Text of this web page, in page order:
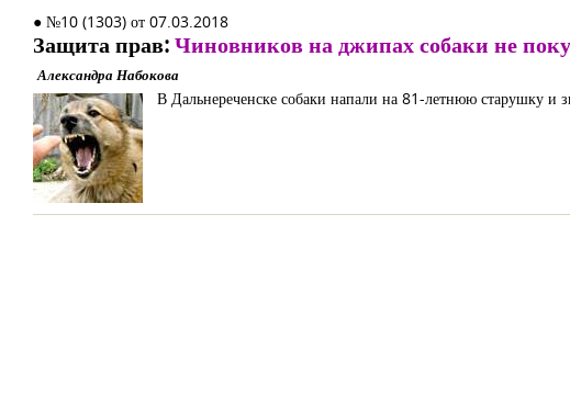
● №10 (1303) от 07.03.2018
Защита прав:Чиновников на джипах собаки не
Александра Набокова
В Дальнереченске собаки напали на 81-летнюю старушку и